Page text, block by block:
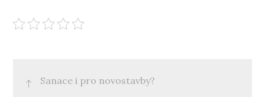
Post
Sanace i pro novostavby?